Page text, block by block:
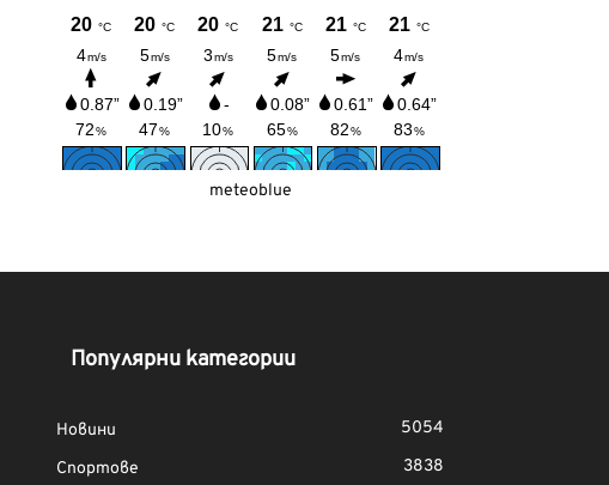
meteoblue
Популярни категории
Новини
5054
Спортове
3838